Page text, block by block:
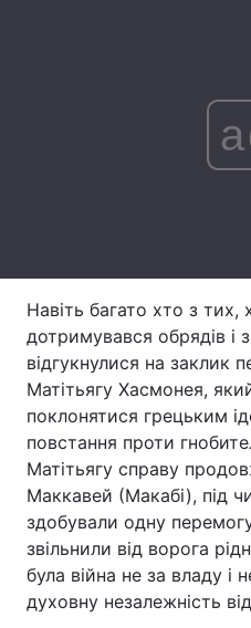
Лонгріди
Відео з Youtube
Інтерв'ю
Архів
Контакти
Послуги
Навіть багато хто з тих,
дотримувався обрядів і
відгукнулися на заклик
Матітьягу Хасмонея,
поклонятися грецьким
повстання проти
Матітьягу справу
Маккавей (Макабі), під
здобували одну
звільнили від ворога
була війна не за владу і
духовну незалежність